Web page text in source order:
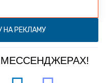
НА РЕКЛАМУ